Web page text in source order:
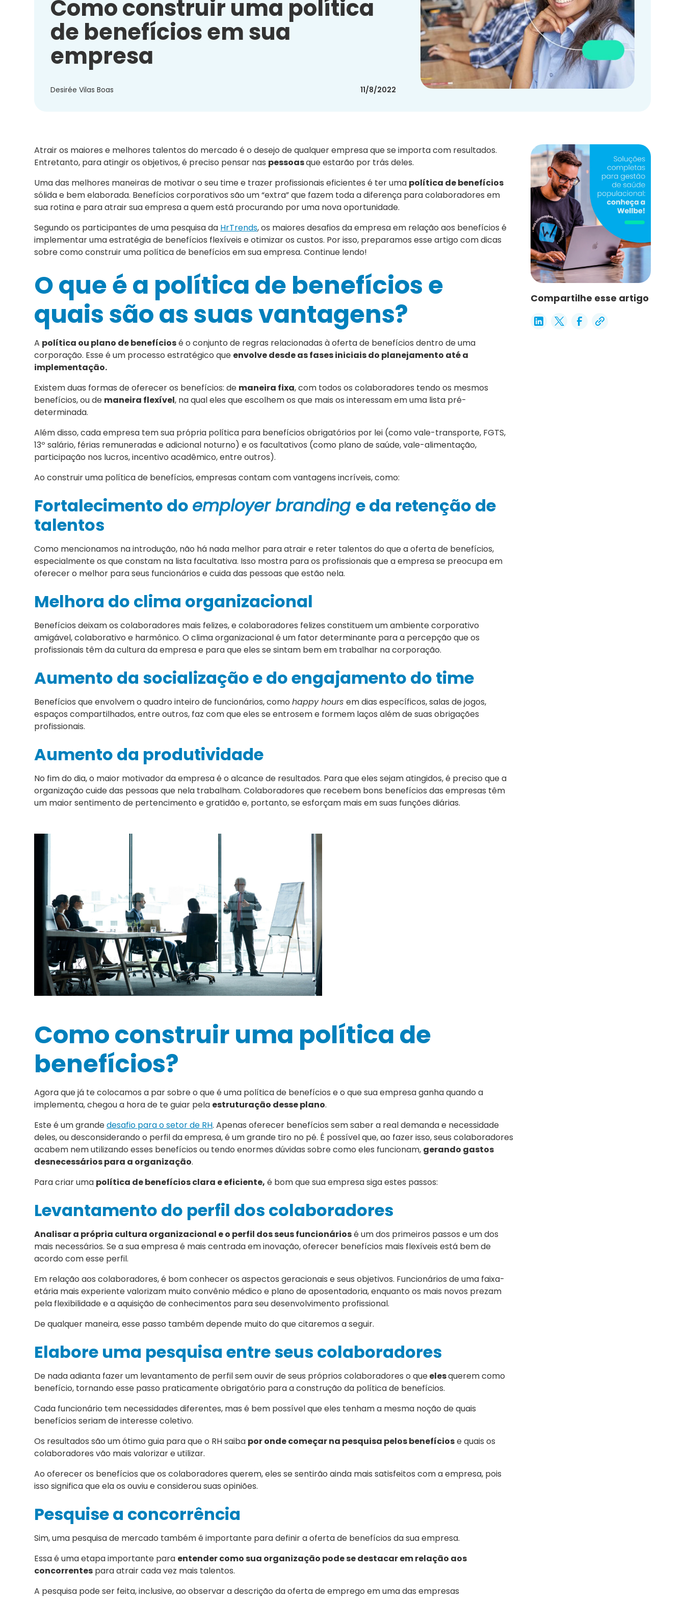
Como construir uma política
de benefícios em sua
empresa
Desirée Vilas Boas 11/8/2022
Atrair os maiores e melhores talentos do mercado é o desejo de qualquer empresa que se importa com resultados.
Entretanto, para atingir os objetivos, é preciso pensar nas pessoasque estarão por trás deles.
Uma das melhores maneiras de motivar o seu time e trazer profissionais eficientes é ter uma política de benefícios
sólida e bem elaborada. Benefícios corporativos são um “extra” que fazem toda a diferença para colaboradores em
sua rotina e para atrair sua empresa a quem está procurando por uma nova oportunidade.
Segundo os participantes de uma pesquisa da HrTrends, os maiores desafios da empresa em relação aos benefícios é
implementar uma estratégia de benefícios flexíveis e otimizar os custos. Por isso, preparamos esse artigo com dicas
sobre como construir uma política de benefícios em sua empresa. Continue lendo!
O que é a política de benefícios e
quais são as suas vantagens?
A política ou plano de benefíciosé o conjunto de regras relacionadas à oferta de benefícios dentro de uma
corporação. Esse é um processo estratégico que envolve desde as fases iniciais do planejamento até a
implementação.
Existem duas formas de oferecer os benefícios: de maneira fixa, com todos os colaboradores tendo os mesmos
benefícios, ou de maneira flexível, na qual eles que escolhem os que mais os interessam em uma lista pré-
determinada.
Além disso, cada empresa tem sua própria política para benefícios obrigatórios por lei (como vale-transporte, FGTS,
13º salário, férias remuneradas e adicional noturno) e os facultativos (como plano de saúde, vale-alimentação,
participação nos lucros, incentivo acadêmico, entre outros).
Ao construir uma política de benefícios, empresas contam com vantagens incríveis, como:
Fortalecimento do employer brandinge da retenção de
talentos
Como mencionamos na introdução, não há nada melhor para atrair e reter talentos do que a oferta de benefícios,
especialmente os que constam na lista facultativa. Isso mostra para os profissionais que a empresa se preocupa em
oferecer o melhor para seus funcionários e cuida das pessoas que estão nela.
Melhora do clima organizacional
Benefícios deixam os colaboradores mais felizes, e colaboradores felizes constituem um ambiente corporativo
amigável, colaborativo e harmônico. O clima organizacional é um fator determinante para a percepção que os
profissionais têm da cultura da empresa e para que eles se sintam bem em trabalhar na corporação.
Aumento da socialização e do engajamento do time
Benefícios que envolvem o quadro inteiro de funcionários, comohappy hoursem dias específicos, salas de jogos,
espaços compartilhados, entre outros, faz com que eles se entrosem e formem laços além de suas obrigações
profissionais.
Aumento da produtividade
No fim do dia, o maior motivador da empresa é o alcance de resultados. Para que eles sejam atingidos, é preciso que a
organização cuide das pessoas que nela trabalham. Colaboradores que recebem bons benefícios das empresas têm
um maior sentimento de pertencimento e gratidão e, portanto, se esforçam mais em suas funções diárias.
Como construir uma política de
benefícios?
Agora que já te colocamos a par sobre o que é uma política de benefícios e o que sua empresa ganha quando a
implementa, chegou a hora de te guiar pela estruturação desse plano.
Este é um grandedesafio para o setor de RH. Apenas oferecer benefícios sem saber a real demanda e necessidade
deles, ou desconsiderando o perfil da empresa, é um grande tiro no pé. É possível que, ao fazer isso, seus colaboradores
acabem nem utilizando esses benefícios ou tendo enormes dúvidas sobre como eles funcionam, gerando gastos
desnecessários para a organização.
Para criar uma política de benefícios clara e eficiente, é bom que sua empresa siga estes passos:
Levantamento do perfil dos colaboradores
Analisar a própria cultura organizacional e o perfil dos seus funcionáriosé um dos primeiros passos e um dos
mais necessários. Se a sua empresa é mais centrada em inovação, oferecer benefícios mais flexíveis está bem de
acordo com esse perfil.
Em relação aos colaboradores, é bom conhecer os aspectos geracionais e seus objetivos. Funcionários de uma faixa-
etária mais experiente valorizam muito convênio médico e plano de aposentadoria, enquanto os mais novos prezam
pela flexibilidade e a aquisição de conhecimentos para seu desenvolvimento profissional.
De qualquer maneira, esse passo também depende muito do que citaremos a seguir.
Elabore uma pesquisa entre seus colaboradores
De nada adianta fazer um levantamento de perfil sem ouvir de seus próprios colaboradores o queelesquerem como
benefício, tornando esse passo praticamente obrigatório para a construção da política de benefícios.
Cada funcionário tem necessidades diferentes, mas é bem possível que eles tenham a mesma noção de quais
benefícios seriam de interesse coletivo.
Os resultados são um ótimo guia para que o RH saiba por onde começar na pesquisa pelos benefíciose quais os
colaboradores vão mais valorizar e utilizar.
Ao oferecer os benefícios que os colaboradores querem, eles se sentirão ainda mais satisfeitos com a empresa, pois
isso significa que ela os ouviu e considerou suas opiniões.
Pesquise a concorrência
Sim, uma pesquisa de mercado também é importante para definir a oferta de benefícios da sua empresa.
Essa é uma etapa importante para entender como sua organização pode se destacar em relação aos
concorrentes para atrair cada vez mais talentos.
A pesquisa pode ser feita, inclusive, ao observar a descrição da oferta de emprego em uma das empresas
Compartilhe esse artigo